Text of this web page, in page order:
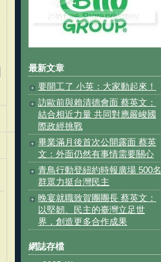
最新文章
要開工了 小英：大家動起來！
訪歐前與賴清德會面 蔡英文：
結合相近力量 共同對應嚴峻國
際政經挑戰
畢業滿月後首次公開露面 蔡英
文：外面仍然有事情需要關心
青鳥行動登紐約時報廣場 500名
群眾力挺台灣民主
晚宴就職致賀團團長 蔡英文：
以堅韌、民主的臺灣立足世
界，創造更多合作成果
網誌存檔